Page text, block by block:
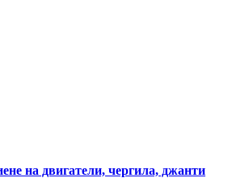
на двигатели, чергила, джанти